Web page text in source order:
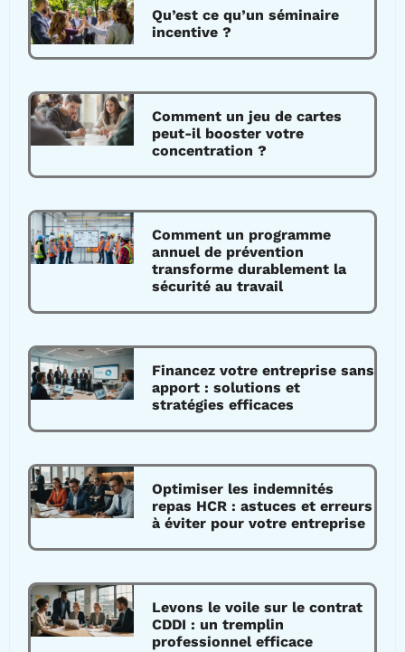
Qu’est ce qu’un séminaire
incentive ?
Comment un jeu de cartes
peut-il booster votre
concentration ?
Comment un programme
annuel de prévention
transforme durablement la
sécurité au travail
Financez votre entreprise sans
apport : solutions et
stratégies efficaces
Optimiser les indemnités
repas HCR : astuces et erreurs
à éviter pour votre entreprise
Levons le voile sur le contrat
CDDI : un tremplin
professionnel efficace